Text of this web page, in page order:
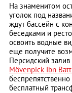
На знаменитом
уголок под
ждут бассейн с
беседками и
освоить водные
еще получите
Персидский
Mövenpick Ibn
бесплатный